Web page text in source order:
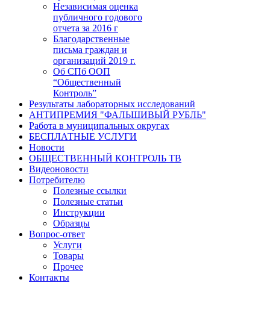
Независимая оценка
публичного годового
отчета за 2016 г
Благодарственные
письма граждан и
организаций 2019 г.
Об СПб ООП
“Общественный
Контроль”
Результаты лабораторных исследований
АНТИПРЕМИЯ "ФАЛЬШИВЫЙ РУБЛЬ"
Работа в муниципальных округах
БЕСПЛАТНЫЕ УСЛУГИ
Новости
ОБЩЕСТВЕННЫЙ КОНТРОЛЬ ТВ
Видеоновости
Потребителю
Полезные ссылки
Полезные статьи
Инструкции
Образцы
Вопрос-ответ
Услуги
Товары
Прочее
Контакты